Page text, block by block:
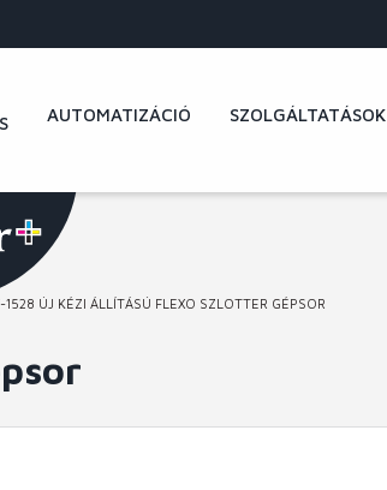
AUTOMATIZÁCIÓ SZOLGÁLTATÁSOK
1528 ÚJ KÉZI ÁLLÍTÁSÚ FLEXO SZLOTTER GÉPSOR